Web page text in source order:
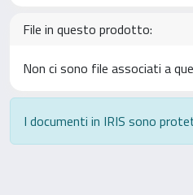
File in questo prodotto:
Non ci sono file associati a
I documenti in IRIS sono